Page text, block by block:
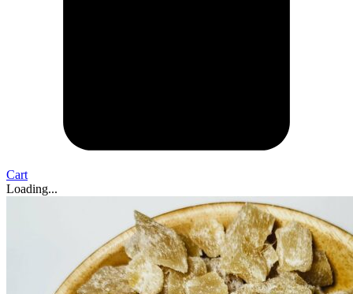
Cart
Loading...